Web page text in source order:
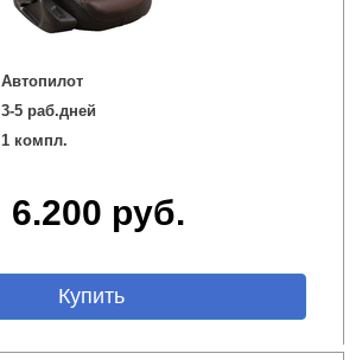
Автопилот
3-5 раб.дней
1 компл.
6.200 руб.
Купить